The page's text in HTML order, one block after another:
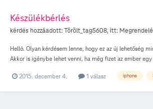
Készülékbérlés
kérdés hozzáadott:Törölt_tag5608, itt:
Helló. Olyan kérdésem lenne, hogy ez az új lehetőség
Akkor is igénybe lehet venni, ha még fizet az ember
kell még külön fizetni az adott meglevő előfizetés díját?
2015. december 4. 1 válasz iphone